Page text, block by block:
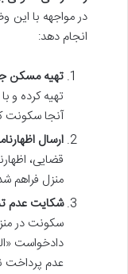
در مواجهه با
انجام دهد:
تهیه مسکن
تهیه کرده و
آنجا سکونت
ارسال
قضایی،
منزل فراهم
شکایت عدم
سکونت در
دادخواست
عدم پرداخت